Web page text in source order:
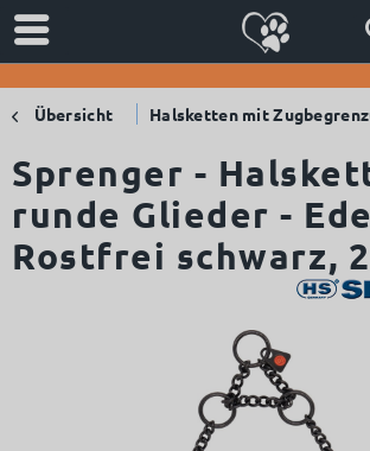
Übersicht Halsketten mit
Sprenger -
runde Glieder -
Rostfrei schwarz,